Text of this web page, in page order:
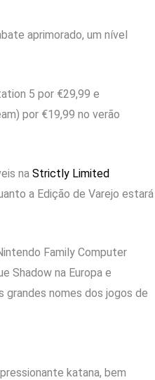
aprimorado, um nível
5 por €29,99 e
por €19,99 no verão
na Strictly Limited
a Edição de Varejo estará
Family Computer
Shadow na Europa e
grandes nomes dos jogos de
katana, bem